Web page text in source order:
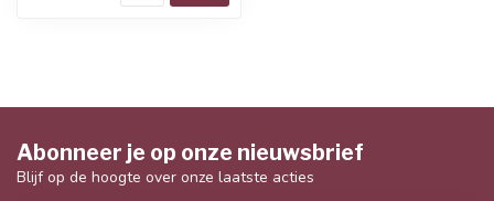
Abonneer je op onze nieuwsbrief
Blijf op de hoogte over onze laatste acties